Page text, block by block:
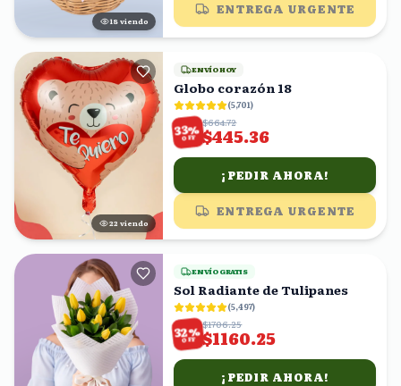
18 viendo
ENTREGA URGENTE
21 viendo
ENVÍO HOY
Globo corazón 18
(5,701)
33%
OFF
$664.72
$445.36
¡PEDIR AHORA!
ENTREGA URGENTE
ENVÍO GRATIS
Sol Radiante de Tulipanes
(5,497)
32%
OFF
$1706.25
$1160.25
¡PEDIR AHORA!